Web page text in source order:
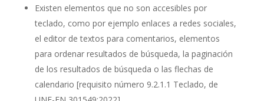
Existen elementos que no son accesibles por
teclado, como por ejemplo enlaces a redes sociales,
el editor de textos para comentarios, elementos
para ordenar resultados de búsqueda, la paginación
de los resultados de búsqueda o las flechas de
calendario [requisito número 9.2.1.1 Teclado, de